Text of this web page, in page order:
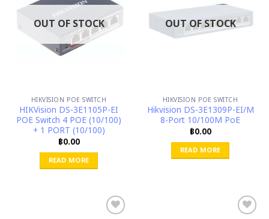
OUT OF STOCK
HIKVISION POE SWITCH
HIKVision DS-3E1105P-EI
POE Switch 4 POE (10/100)
+ 1 PORT (10/100)
฿0.00
READ MORE
OUT OF STOCK
HIKVISION POE SWITCH
Hikvision DS-3E1309P-EI/M
8-Port 10/100M PoE
฿0.00
READ MORE